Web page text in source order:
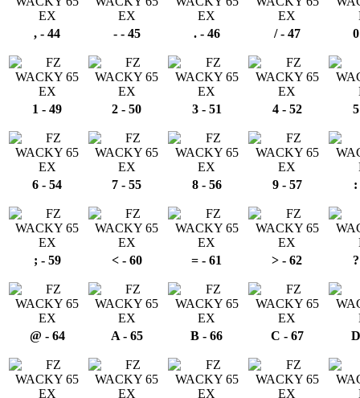
, - 44 - - 45 . - 46 / - 47
1 - 49 2 - 50 3 - 51 4 - 52
6 - 54 7 - 55 8 - 56 9 - 57 :
; - 59 < - 60 = - 61 > - 62
@ - 64 A - 65 B - 66 C - 67